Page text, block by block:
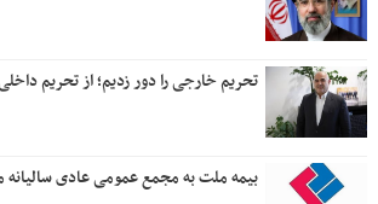
تحریم خارجی را دور زدیم؛ از تحریم
بیمه ملت به مجمع عمومی عادی سالیانه